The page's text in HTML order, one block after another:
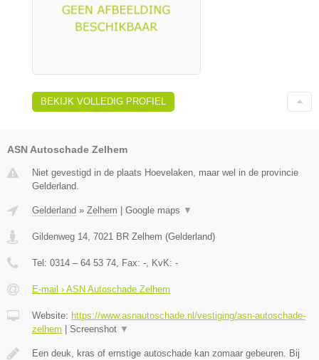
BEKIJK VOLLEDIG PROFIEL
ASN Autoschade Zelhem
Niet gevestigd in de plaats Hoevelaken, maar wel in de provincie
Gelderland.
Gelderland » Zelhem | Google maps ▼
Gildenweg 14 7021 BR Zelhem (Gelderland)
Tel: 0314 – 64 53 74 , Fax: - , KvK: -
E-mail › ASN Autoschade Zelhem
Website: https://www.asnautoschade.nl/vestiging/asn-autoschade-
zelhem | Screenshot ▼
Een deuk, kras of ernstige autoschade kan zomaar gebeuren. Bij